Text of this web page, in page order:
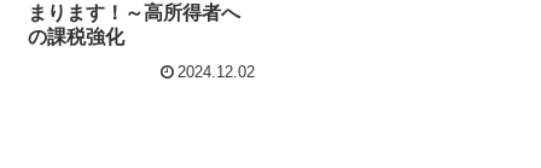
まります！～高所得者へ
の課税強化
2024.12.02